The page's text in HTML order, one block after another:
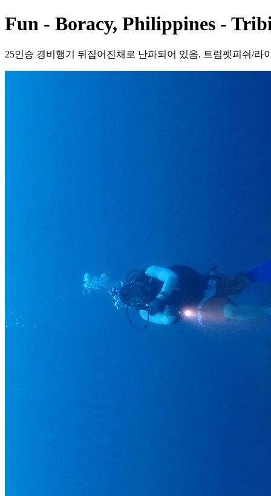
Fun - Boracy, Philippines -
25인승 경비행기 뒤집어진채로 난파되어 있음. 트럼펫피쉬/라